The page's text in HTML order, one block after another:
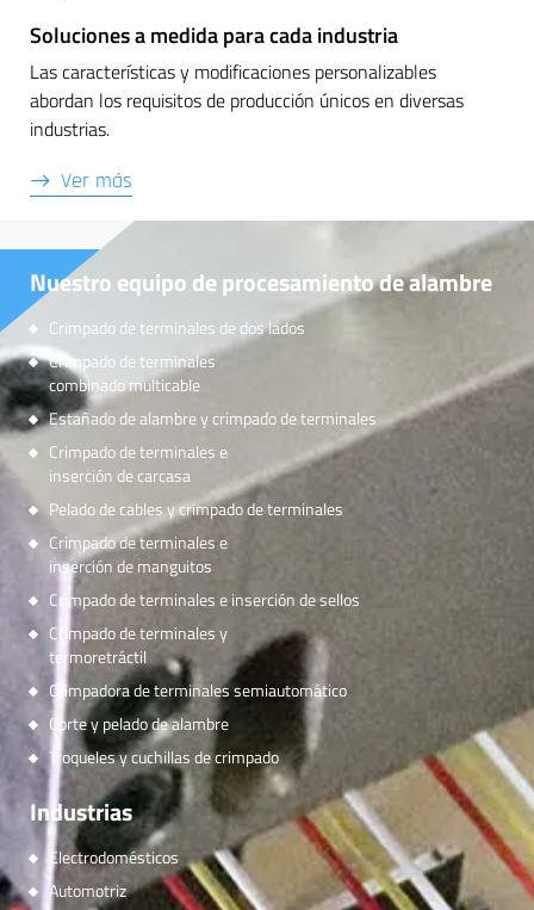
Soluciones a medida para cada industria
Las características y modificaciones personalizables
abordan los requisitos de producción únicos en diversas
industrias.
Ver más
Nuestro equipo de procesamiento de alambre
Crimpado de terminales de dos lados
Crimpado de terminales
combinado multicable
Estañado de alambre y crimpado de terminales
Crimpado de terminales e
inserción de carcasa
Pelado de cables y crimpado de terminales
Crimpado de terminales e
inserción de manguitos
Crimpado de terminales e inserción de sellos
Crimpado de terminales y
termoretráctil
Crimpadora de terminales semiautomático
Corte y pelado de alambre
Troqueles y cuchillas de crimpado
Industrias
Electrodomésticos
Automotriz